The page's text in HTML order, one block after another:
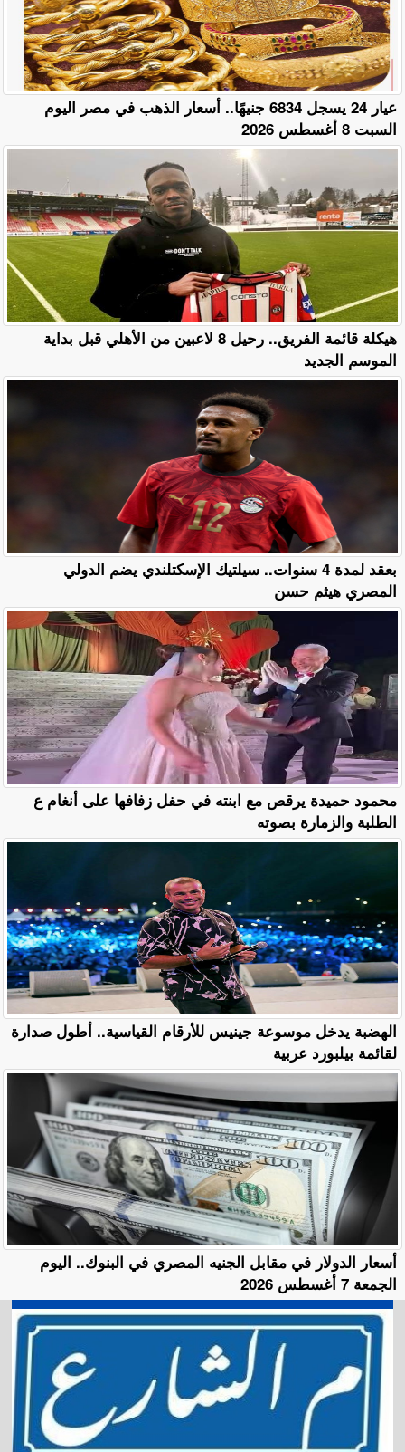
عيار 24 يسجل 6834 جنيهًا.. أسعار الذهب في مصر اليوم
السبت 8 أغسطس 2026
هيكلة قائمة الفريق.. رحيل 8 لاعبين من الأهلي قبل بداية
الموسم الجديد
بعقد لمدة 4 سنوات.. سيلتيك الإسكتلندي يضم الدولي
المصري هيثم حسن
محمود حميدة يرقص مع ابنته في حفل زفافها على أنغام ع
الطلبة والزمارة بصوته
الهضبة يدخل موسوعة جينيس للأرقام القياسية.. أطول صدارة
لقائمة بيلبورد عربية
أسعار الدولار في مقابل الجنيه المصري في البنوك.. اليوم
الجمعة 7 أغسطس 2026